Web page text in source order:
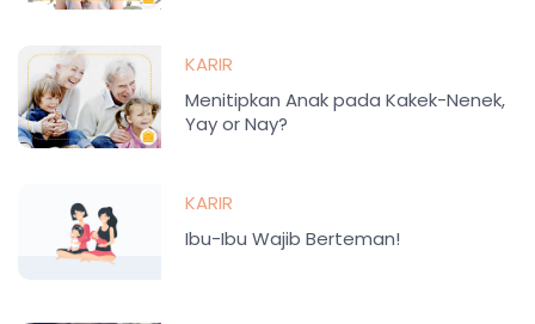
KARIR
Menitipkan Anak pada Kakek-Nenek,
Yay or Nay?
KARIR
Ibu-Ibu Wajib Berteman!